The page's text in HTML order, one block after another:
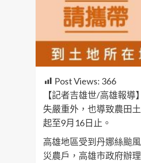
Post Views: 366
【記者吉雄世/高雄報
失嚴重外，也導致農田
起至9月16日止。
高雄地區受到丹娜絲颱
災農戶，高雄市政府辦